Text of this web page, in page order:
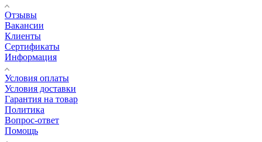
Отзывы
Вакансии
Клиенты
Сертификаты
Информация
Условия оплаты
Условия доставки
Гарантия на товар
Политика
Вопрос-ответ
Помощь